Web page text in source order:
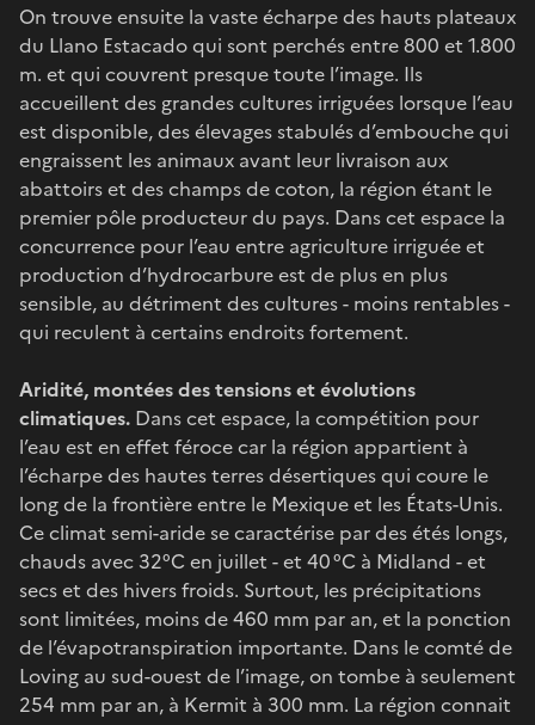
On trouve ensuite la vaste écharpe des hauts plateaux
du Llano Estacado qui sont perchés entre 800 et 1.800
m. et qui couvrent presque toute l’image. Ils
accueillent des grandes cultures irriguées lorsque l’eau
est disponible, des élevages stabulés d’embouche qui
engraissent les animaux avant leur livraison aux
abattoirs et des champs de coton, la région étant le
premier pôle producteur du pays. Dans cet espace la
concurrence pour l’eau entre agriculture irriguée et
production d’hydrocarbure est de plus en plus
sensible, au détriment des cultures - moins rentables -
qui reculent à certains endroits fortement.
Aridité, montées des tensions et évolutions
climatiques. Dans cet espace, la compétition pour
l’eau est en effet féroce car la région appartient à
l’écharpe des hautes terres désertiques qui coure le
long de la frontière entre le Mexique et les États-Unis.
Ce climat semi-aride se caractérise par des étés longs,
chauds avec 32°C en juillet - et 40 °C à Midland - et
secs et des hivers froids. Surtout, les précipitations
sont limitées, moins de 460 mm par an, et la ponction
de l’évapotranspiration importante. Dans le comté de
Loving au sud-ouest de l’image, on tombe à seulement
254 mm par an, à Kermit à 300 mm. La région connait